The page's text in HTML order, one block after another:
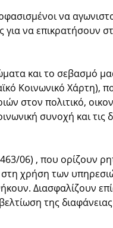
να
να επικρατήσουν
και το σεβασμό μας
Κοινωνικό Χάρτη),
στον πολιτικό,
συνοχή και
, που ορίζουν
στη χρήση των
Διασφαλίζουν
της